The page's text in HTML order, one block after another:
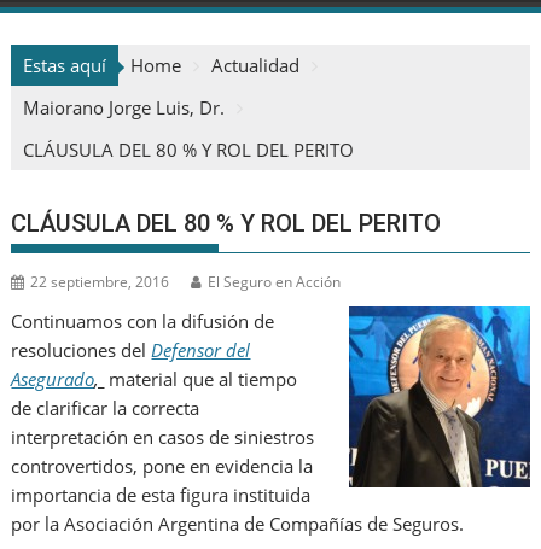
Estas aquí Home
Actualidad
Maiorano Jorge Luis, Dr.
CLÁUSULA DEL 80 % Y ROL DEL PERITO
CLÁUSULA DEL 80 % Y ROL DEL PERITO
22 septiembre, 2016 El Seguro en Acción
Continuamos con la difusión de
resoluciones delDefensor del
Asegurado, material que al tiempo
de clarificar la correcta
interpretación en casos de siniestros
controvertidos, pone en evidencia la
importancia de esta figura instituida
por la Asociación Argentina de Compañías de Seguros.